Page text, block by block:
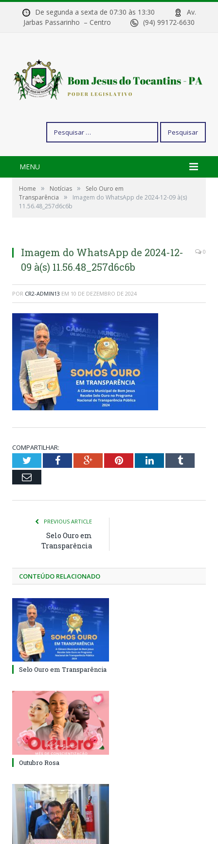
De segunda a sexta de 07:30 às 13:30
Av.
Jarbas Passarinho – Centro
(94) 99172-6630
por:
MENU
Home » Notícias »
Selo Ouro em
Transparência
»
Imagem do WhatsApp de 2024-12-09 à(s)
11.56.48_257d6c6b
Imagem do WhatsApp de 2024-12-
09 à(s) 11.56.48_257d6c6b
0
POR CR2-ADMIN13 EM 10 DE DEZEMBRO DE 2024
COMPARTILHAR:
TwitterFacebookGoogle+PinterestLinkedInTumblr
Email
PREVIOUS ARTICLE
Selo Ouro em
Transparência
CONTEÚDO RELACIONADO
Selo Ouro em Transparência
Outubro Rosa